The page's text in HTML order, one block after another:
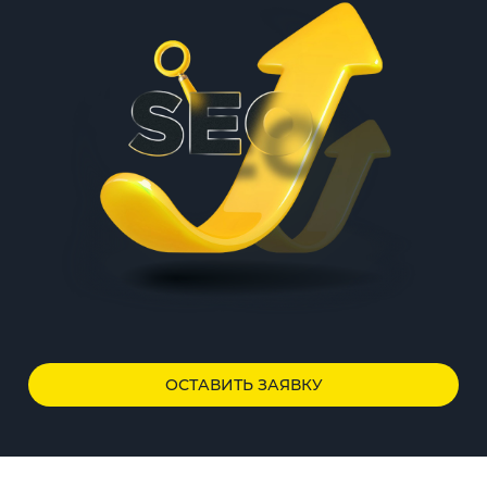
ОСТАВИТЬ ЗАЯВКУ